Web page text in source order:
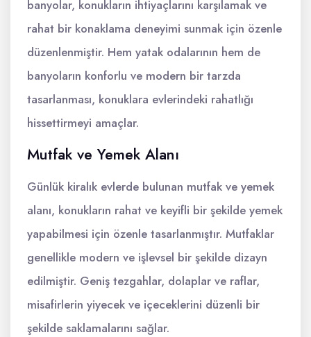
banyolar, konukların ihtiyaçlarını karşılamak ve
rahat bir konaklama deneyimi sunmak için özenle
düzenlenmiştir. Hem yatak odalarının hem de
banyoların konforlu ve modern bir tarzda
tasarlanması, konuklara evlerindeki rahatlığı
hissettirmeyi amaçlar.
Mutfak ve Yemek Alanı
Günlük kiralık evlerde bulunan mutfak ve yemek
alanı, konukların rahat ve keyifli bir şekilde yemek
yapabilmesi için özenle tasarlanmıştır. Mutfaklar
genellikle modern ve işlevsel bir şekilde dizayn
edilmiştir. Geniş tezgahlar, dolaplar ve raflar,
misafirlerin yiyecek ve içeceklerini düzenli bir
şekilde saklamalarını sağlar.